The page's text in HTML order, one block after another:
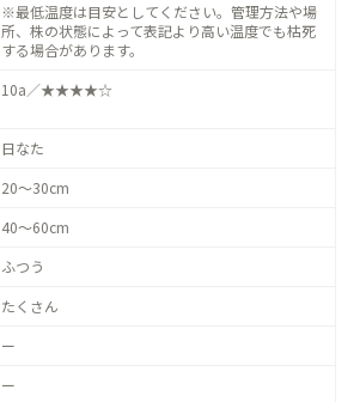
※最低温度は目安としてください。管理方法や場
所、株の状態によって表記より高い温度でも枯死
する場合があります。
10a／★★★★☆
日なた
20〜30cm
40〜60cm
ふつう
たくさん
ー
ー